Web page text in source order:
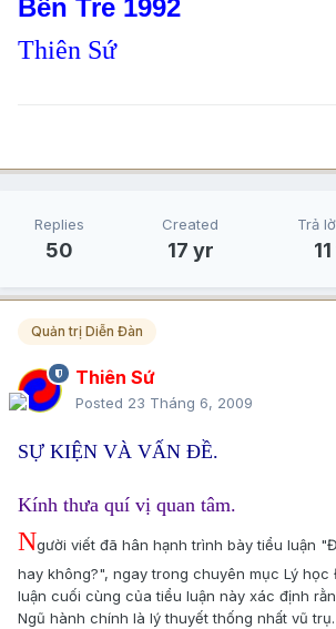
Bến Tre 1992
Thiên Sứ
Replies
50
Created
17 yr
Trả
Quản trị Diễn Đàn
Thiên Sứ
Posted 23 Tháng 6, 2009
SỰ KIỆN VÀ VẤN ĐỀ.
Kính thưa quí vị quan tâm.
Người viết đã hân hạnh trình bày tiểu luận
hay không?", ngay trong chuyên mục Lý
luận cuối cùng của tiểu luận này xác định
Ngũ hành chính là lý thuyết thống nhất vũ